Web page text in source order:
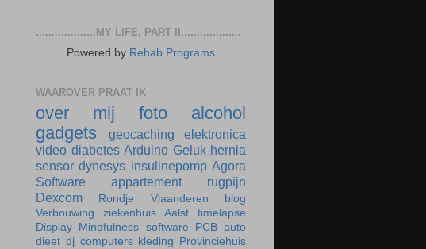
...................MY LIFE, PART II...................
Powered by Rehab Programs
WAAROVER PRAAT IK
over mij foto
alcohol
gadgets
geocaching
elektronica
video diabetes Arduino Geluk hernia
sensor dynesys insulinepomp Agora
Software
appartement
rugpijn
Dexcom
Rondje Vlaanderen
blog
Verbouwing
ziekenhuis Aalst
timelapse
Display
Mindfulness software PCB auto
dieet dj computers kleding
Provinciehuis